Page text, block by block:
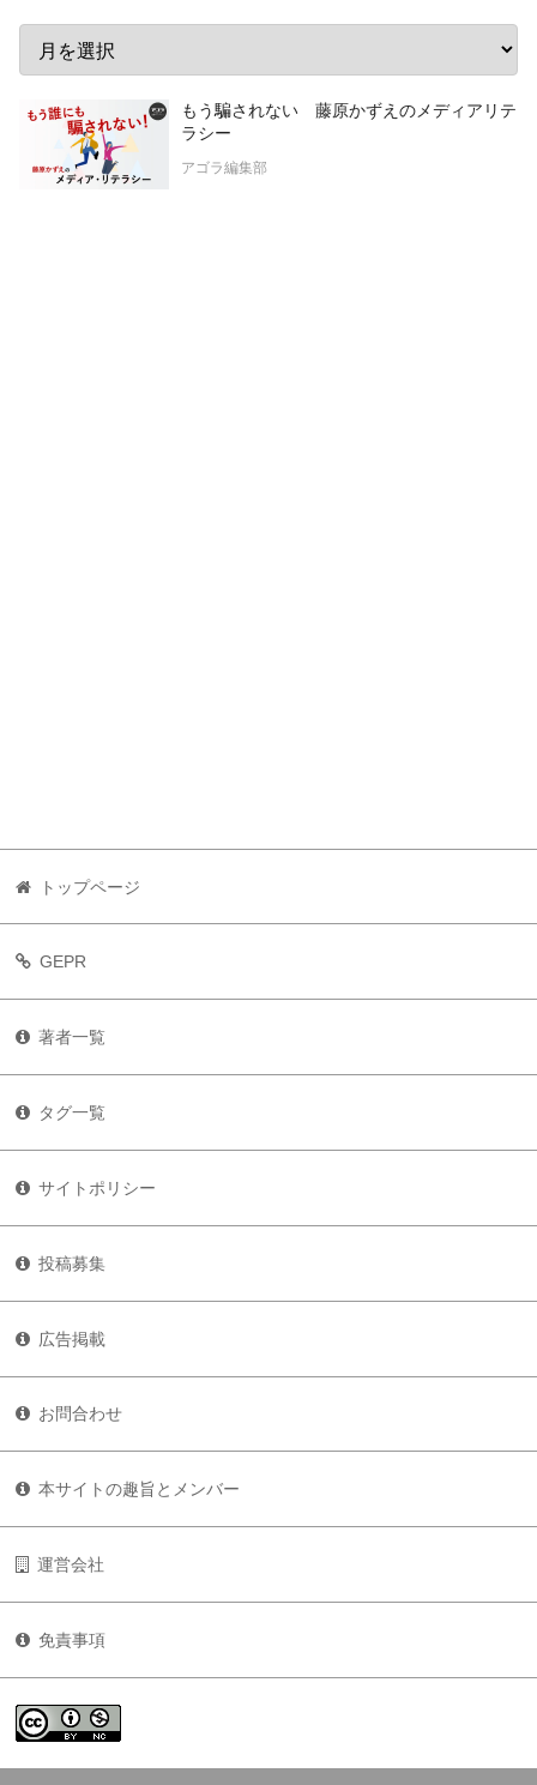
もう騙されない 藤原かずえのメディアリテ
ラシー
アゴラ編集部
トップページ
GEPR
著者一覧
タグ一覧
サイトポリシー
投稿募集
広告掲載
お問合わせ
本サイトの趣旨とメンバー
運営会社
免責事項